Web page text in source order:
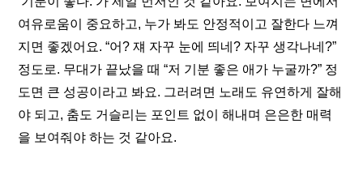
여유로움이 중요하고, 누가 봐도 안정적이고 잘한다 느껴
지면 좋겠어요. “어? 쟤 자꾸 눈에 띄네? 자꾸 생각나네?”
정도로. 무대가 끝났을 때 “저 기분 좋은 애가 누굴까?” 정
도면 큰 성공이라고 봐요. 그러려면 노래도 유연하게 잘해
야 되고, 춤도 거슬리는 포인트 없이 해내며 은은한 매력
을 보여줘야 하는 것 같아요.